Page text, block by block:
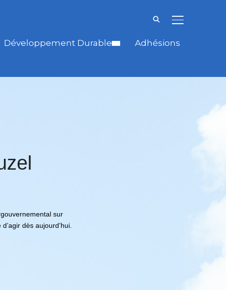
BASCULER
Développement Durable Adhésions
sur
dès aujourd’hui.